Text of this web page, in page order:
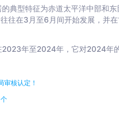
典型特征为赤道太平洋中部和
往在3月至6月间开始发展，并
年至2024年，它对2024年
审核认定！